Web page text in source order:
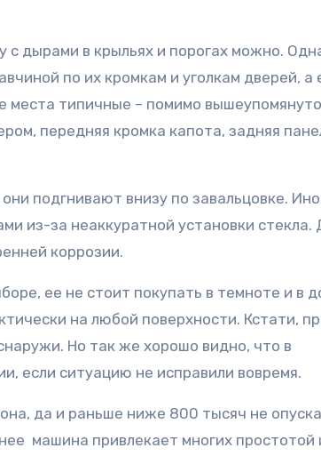
с дырами в крыльях и порогах можно.
по их кромкам и уголкам дверей, а
места типичные – помимо
передняя кромка капота, задняя
подгнивают внизу по завальцовке.
из-за неаккуратной установки стекла.
коррозии.
ее не стоит покупать в темноте и в
на любой поверхности. Кстати,
Но так же хорошо видно, что в
если ситуацию не исправили вовремя.
да и раньше ниже 800 тысяч не
машина привлекает многих простотой